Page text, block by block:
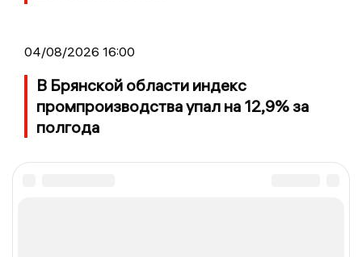
04/08/2026 16:00
В Брянской области индекс
промпроизводства упал на 12,9% за
полгода